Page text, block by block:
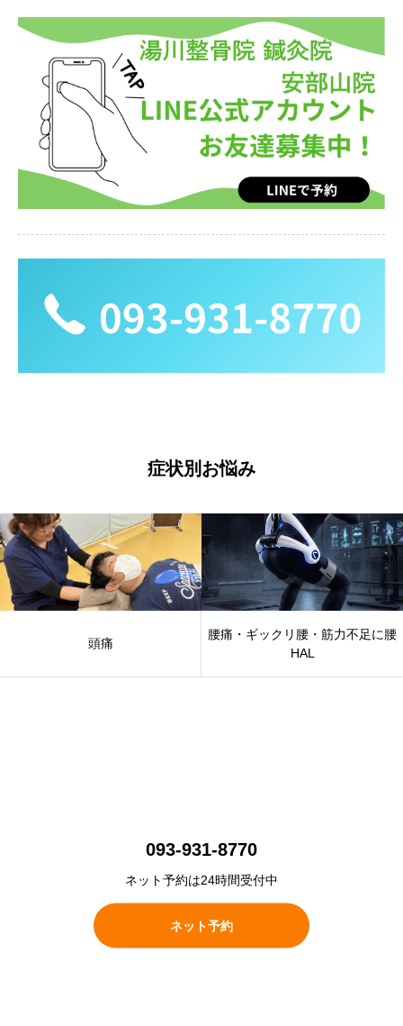
症状別お悩み
頭痛
腰痛・ギックリ腰・筋力不足に腰
HAL
093-931-8770
ネット予約は24時間受付中
ネット予約